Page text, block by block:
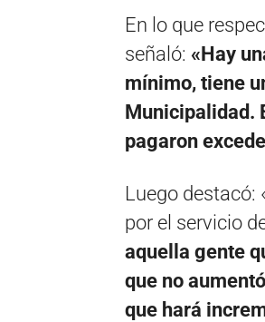
En lo que
señaló: «Hay
mínimo, tiene
Municipalidad.
pagaron
Luego destacó:
por el servicio
aquella gente
que no
que hará